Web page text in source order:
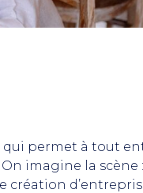
qui permet à tout
imagine la scène
création